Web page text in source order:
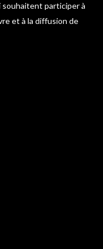
souhaitent participer à
et à la diffusion de